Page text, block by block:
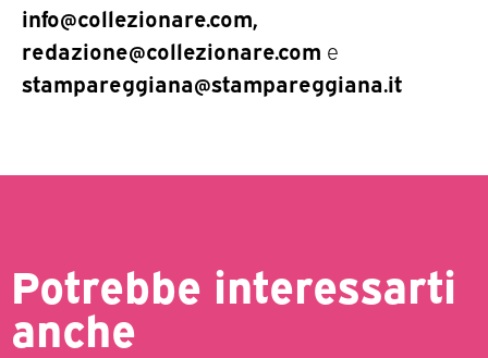
info@collezionare.com,
redazione@collezionare.com e
stampareggiana@stampareggiana.it
Potrebbe interessarti
anche